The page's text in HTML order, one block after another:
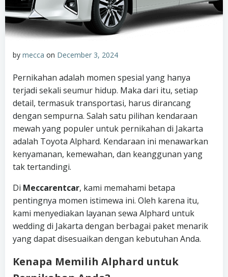
by mecca on December 3, 2024
Pernikahan adalah momen spesial yang hanya
terjadi sekali seumur hidup. Maka dari itu, setiap
detail, termasuk transportasi, harus dirancang
dengan sempurna. Salah satu pilihan kendaraan
mewah yang populer untuk pernikahan di Jakarta
adalah Toyota Alphard. Kendaraan ini menawarkan
kenyamanan, kemewahan, dan keanggunan yang
tak tertandingi.
Di Meccarentcar, kami memahami betapa
pentingnya momen istimewa ini. Oleh karena itu,
kami menyediakan layanan sewa Alphard untuk
wedding di Jakarta dengan berbagai paket menarik
yang dapat disesuaikan dengan kebutuhan Anda.
Kenapa Memilih Alphard untuk